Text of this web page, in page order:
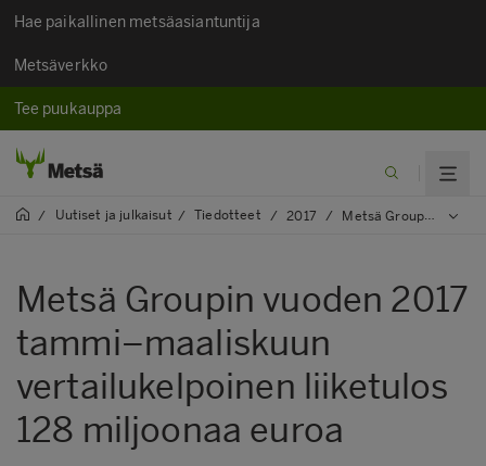
Hae paikallinen metsäasiantuntija
Metsäverkko
Tee puukauppa
/ Uutiset ja julkaisut​ / Tiedotteet / 2017 / Metsä Groupin vuoden 2017 tammi–maaliskuun vertailukelpoinen liiketulos 128 miljoonaa euroa
Metsä Groupin vuoden 2017
tammi–maaliskuun
vertailukelpoinen liiketulos
128 miljoonaa euroa